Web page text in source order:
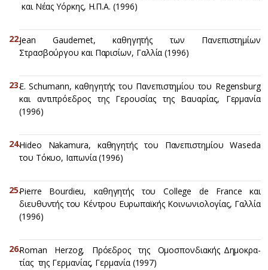
και Νέας Υόρκης, Η.Π.Α. (1996)
Jean Gaudemet, καθηγητής των Πανεπιστημίων
Στρασβούργου και Παρισίων, Γαλλία (1996)
E. Schumann, καθηγητής του Πανεπιστημίου του Regensburg
και αντιπρόεδρος της Γερουσίας της Βαυαρίας, Γερμανία
(1996)
Hideo Nakamura, καθηγητής του Πανεπιστημίου Waseda
του Τόκυο, Ιαπωνία (1996)
Pierre Bourdieu, καθηγητής του College de France και
διευθυντής του Κέντρου Ευρωπαϊκής Κοινωνιολογίας, Γαλλία
(1996)
Roman Herzog, Πρόεδρος της Ομοσπονδιακής Δημοκρα-
τίας της Γερμανίας, Γερμανία (1997)